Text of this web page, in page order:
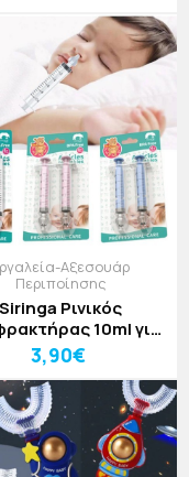
Αξεσουάρ
Περιποίησης
Siringa Ρινικός
10ml για
και Παιδιά 2τμχ
3,90€